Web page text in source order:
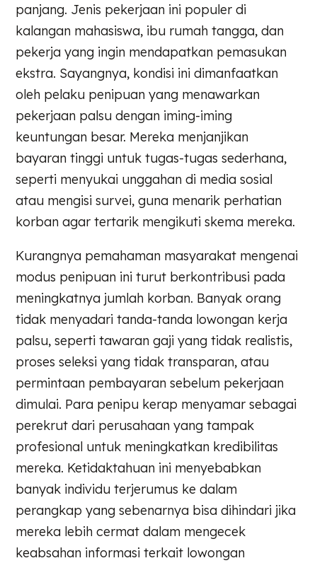
panjang. Jenis pekerjaan ini populer di
kalangan mahasiswa, ibu rumah tangga, dan
pekerja yang ingin mendapatkan pemasukan
ekstra. Sayangnya, kondisi ini dimanfaatkan
oleh pelaku penipuan yang menawarkan
pekerjaan palsu dengan iming-iming
keuntungan besar. Mereka menjanjikan
bayaran tinggi untuk tugas-tugas sederhana,
seperti menyukai unggahan di media sosial
atau mengisi survei, guna menarik perhatian
korban agar tertarik mengikuti skema mereka.
Kurangnya pemahaman masyarakat mengenai
modus penipuan ini turut berkontribusi pada
meningkatnya jumlah korban. Banyak orang
tidak menyadari tanda-tanda lowongan kerja
palsu, seperti tawaran gaji yang tidak realistis,
proses seleksi yang tidak transparan, atau
permintaan pembayaran sebelum pekerjaan
dimulai. Para penipu kerap menyamar sebagai
perekrut dari perusahaan yang tampak
profesional untuk meningkatkan kredibilitas
mereka. Ketidaktahuan ini menyebabkan
banyak individu terjerumus ke dalam
perangkap yang sebenarnya bisa dihindari jika
mereka lebih cermat dalam mengecek
keabsahan informasi terkait lowongan